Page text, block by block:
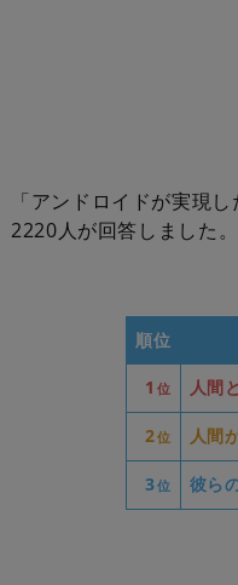
「アンドロイドが実現
2220人が回答しました。
順位
1 位 人間
2位 人間
3位 彼ら